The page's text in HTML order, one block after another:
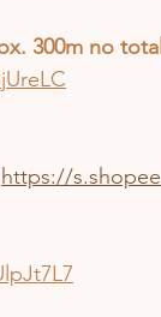
300m no
https://